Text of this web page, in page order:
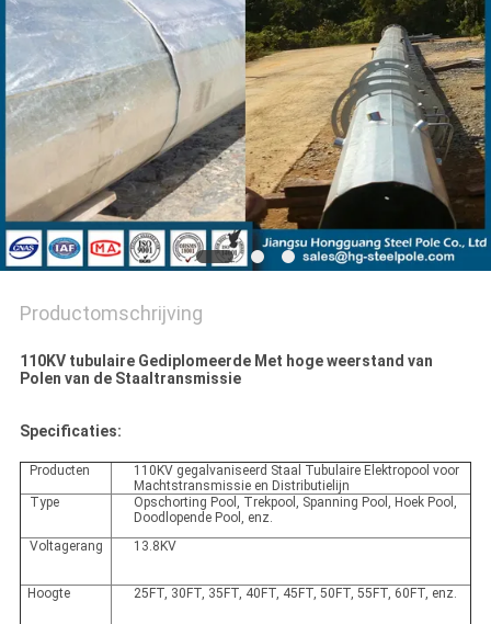
SITEMAP
PRIVACYBELEID
Productomschrijving
110KV tubulaire Gediplomeerde Met hoge weerstand van
Polen van de Staaltransmissie
Specificaties:
Producten
110KV gegalvaniseerd Staal Tubulaire Elektropool voor
Machtstransmissie en Distributielijn
Type
Opschorting Pool, Trekpool, Spanning Pool, Hoek Pool,
Doodlopende Pool, enz.
Voltagerang
13.8KV
Hoogte 25FT, 30FT, 35FT, 40FT, 45FT, 50FT, 55FT, 60FT, enz.